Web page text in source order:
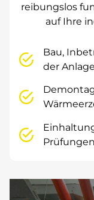
reibungslos
auf Ihre
Bau,
der Anlage
Prüfungen